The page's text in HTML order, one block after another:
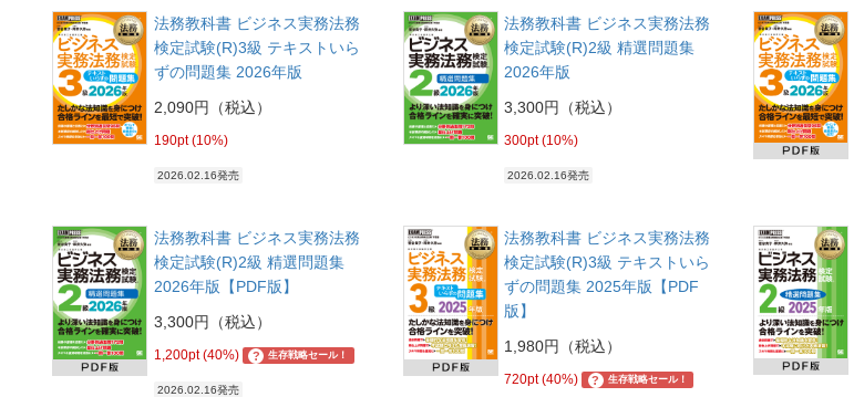
法務教科書 ビジネス実務法務
検定試験(R)3級 テキストいら
ずの問題集 2026年版
2,090円（税込）
190pt (10%)
2026.02.16発売
法務教科書 ビジネス実務法務
検定試験(R)2級 精選問題集
2026年版
3,300円（税込）
300pt (10%)
2026.02.16発売
法務教科書 ビジネス実務法務
検定試験(R)2級 精選問題集
2026年版【PDF版】
3,300円（税込）
1,200pt (40%) ? 生存戦略セール！
2026.02.16発売
法務教科書 ビジネス実務法務
検定試験(R)3級 テキストいら
ずの問題集 2025年版【PDF
版】
1,980円（税込）
720pt (40%) ? 生存戦略セール！